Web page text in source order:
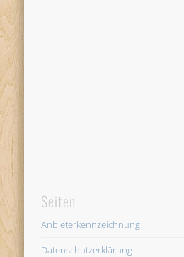
Seiten
Anbieterkennzeichnung
Datenschutzerklärung